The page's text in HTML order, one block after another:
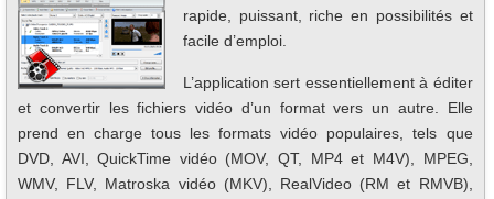
rapide, puissant, riche en possibilités et
facile d’emploi.
L’application sert essentiellement à éditer
et convertir les fichiers vidéo d’un format vers un autre. Elle
prend en charge tous les formats vidéo populaires, tels que
DVD, AVI, QuickTime vidéo (MOV, QT, MP4 et M4V), MPEG,
WMV, FLV, Matroska vidéo (MKV), RealVideo (RM et RMVB),